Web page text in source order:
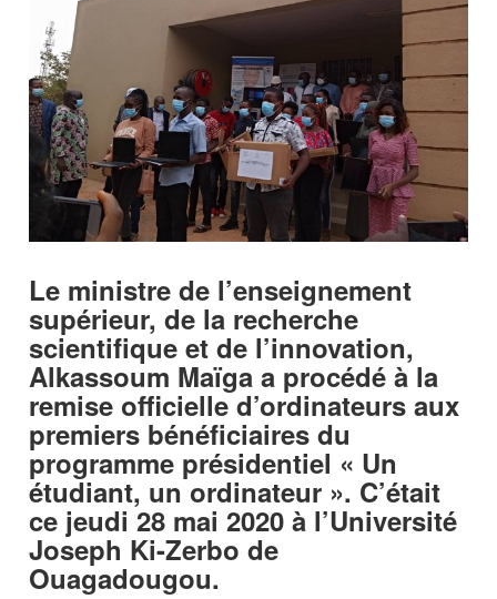
Le ministre de l’enseignement
supérieur, de la recherche
scientifique et de l’innovation,
Alkassoum Maïga a procédé à la
remise officielle d’ordinateurs aux
premiers bénéficiaires du
programme présidentiel « Un
étudiant, un ordinateur ». C’était
ce jeudi 28 mai 2020 à l’Université
Joseph Ki-Zerbo de
Ouagadougou.